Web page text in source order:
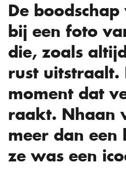
De boodschap
bij een foto
die, zoals
rust uitstraalt.
moment dat
raakt. Nhaan
meer dan
ze was een